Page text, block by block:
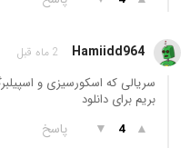
Hamiidd964 2 ماه قبل
سریالی که اسکورسیزی و
بریم برای دانلود
▲
4
▼ پاسخ